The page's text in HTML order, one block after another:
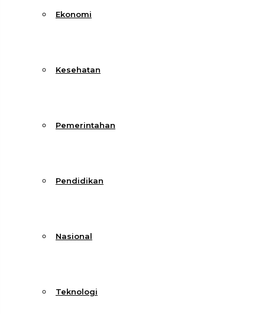
Ekonomi
Kesehatan
Pemerintahan
Pendidikan
Nasional
Teknologi